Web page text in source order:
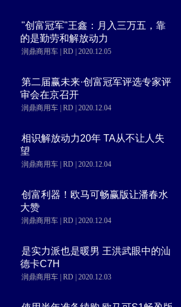
"创富冠军"王鑫：月入三万五，靠
的是勤劳和解放动力
润鼎商用车 | RD | 2020.12.05
第二届赢未来·创富冠军评选专家评
审会在京召开
润鼎商用车 | RD | 2020.12.04
相识解放动力20年 TA从不让人失
望
润鼎商用车 | RD | 2020.12.04
创富利器！欧马可畅赢版让潘春水
大赞
润鼎商用车 | RD | 2020.12.04
是实力派也是暖男 王洪武眼中的汕
德卡C7H
润鼎商用车 | RD | 2020.12.03